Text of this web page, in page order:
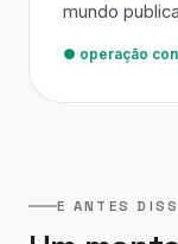
mundo
● operação
E ANTES